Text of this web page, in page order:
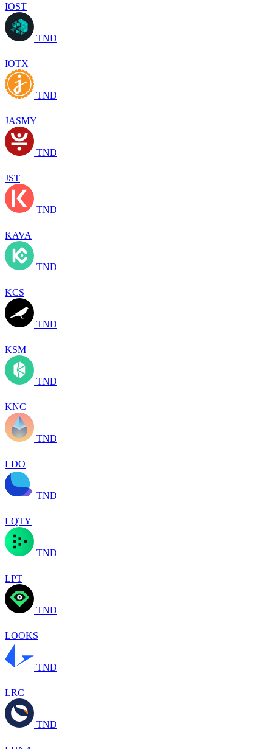
IOST
TND
IOTX
TND
JASMY
TND
JST
TND
KAVA
TND
KCS
TND
KSM
TND
KNC
TND
LDO
TND
LQTY
TND
LPT
TND
LOOKS
TND
LRC
TND